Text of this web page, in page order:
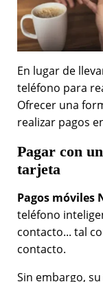
En lugar de
teléfono para
Ofrecer una
realizar pagos
Pagar con
tarjeta
Pagos móviles
teléfono
contacto... tal
contacto.
Sin embargo,